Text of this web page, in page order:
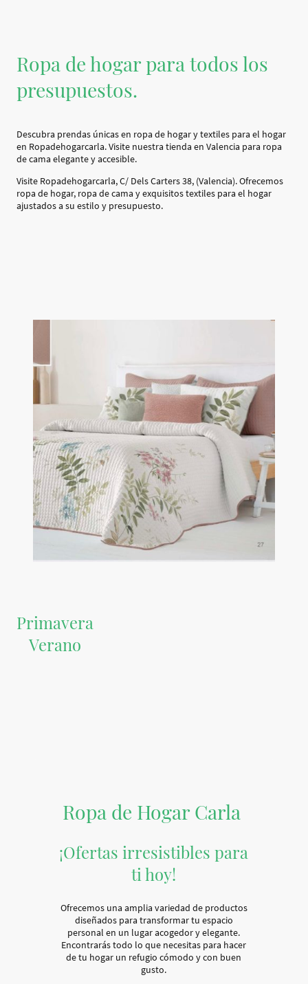
Ropa de hogar para todos los
presupuestos.
Descubra prendas únicas en ropa de hogar y textiles para el hogar
en Ropadehogarcarla. Visite nuestra tienda en Valencia para ropa
de cama elegante y accesible.
Visite Ropadehogarcarla, C/ Dels Carters 38, (Valencia). Ofrecemos
ropa de hogar, ropa de cama y exquisitos textiles para el hogar
ajustados a su estilo y presupuesto.
Primavera
Verano
Ropa de Hogar Carla
¡Ofertas irresistibles para
ti hoy!
Ofrecemos una amplia variedad de productos
diseñados para transformar tu espacio
personal en un lugar acogedor y elegante.
Encontrarás todo lo que necesitas para hacer
de tu hogar un refugio cómodo y con buen
gusto.